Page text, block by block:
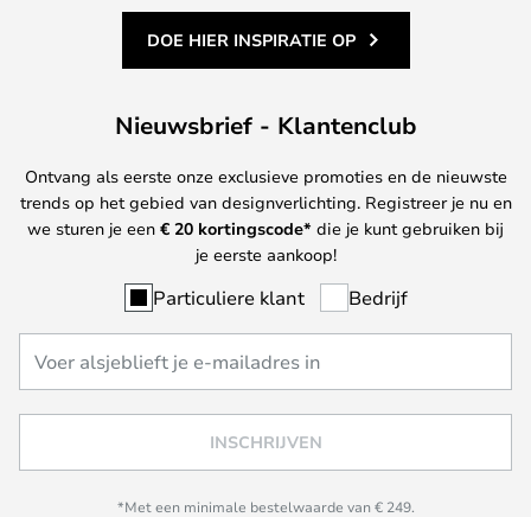
DOE HIER INSPIRATIE OP
Nieuwsbrief - Klantenclub
Ontvang als eerste onze exclusieve promoties en de nieuwste
trends op het gebied van designverlichting. Registreer je nu en
we sturen je een € 20 kortingscode* die je kunt gebruiken bij
je eerste aankoop!
Particuliere klant Bedrijf
INSCHRIJVEN
*Met een minimale bestelwaarde van € 249.